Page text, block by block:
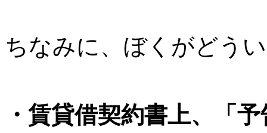
ちなみに、ぼくがどう
・賃貸借契約書上、「